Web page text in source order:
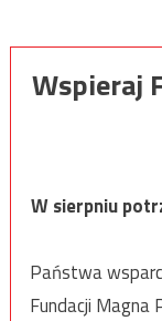
Wspieraj
W sierpniu
Państwa
Fundacji Magna